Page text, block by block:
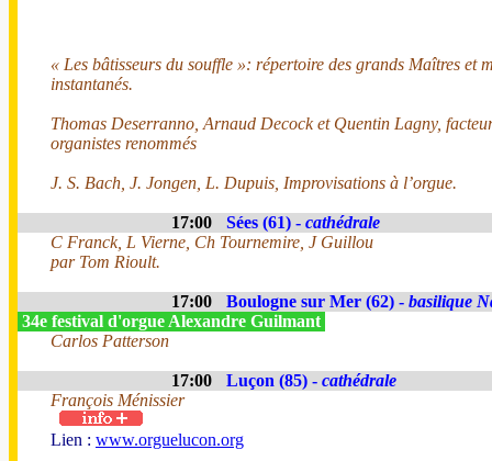
« Les bâtisseurs du souffle »: répertoire des grands Maîtres et
instantanés.
Thomas Deserranno, Arnaud Decock et Quentin Lagny,
organistes renommés
J. S. Bach, J. Jongen, L. Dupuis, Improvisations à l’orgue.
17:00 Sées (61) - cathédrale
C Franck, L Vierne, Ch Tournemire, J Guillou
par Tom Rioult.
17:00 Boulogne sur Mer (62) - basilique
34e festival d'orgue Alexandre Guilmant
Carlos Patterson
17:00 Luçon (85) - cathédrale
François Ménissier
Lien : www.orguelucon.org